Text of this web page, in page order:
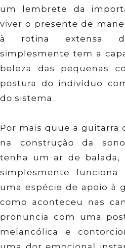
um lembrete da
viver o presente de
à rotina extensa
simplesmente tem a
beleza das pequenas
postura do indivíduo
do sistema.
Por mais quue a guitarra
na construção da
tenha um ar de balada,
simplesmente
uma espécie de apoio à
como aconteceu nas
pronuncia com uma
melancólica e